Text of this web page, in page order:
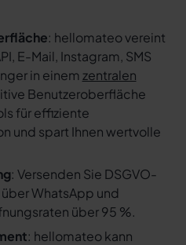
: hellomateo vereint
E-Mail, Instagram, SMS
in einem zentralen
Benutzeroberfläche
für effiziente
und spart Ihnen wertvolle
: Versenden Sie DSGVO-
WhatsApp und
über 95 %.
: hellomateo kann